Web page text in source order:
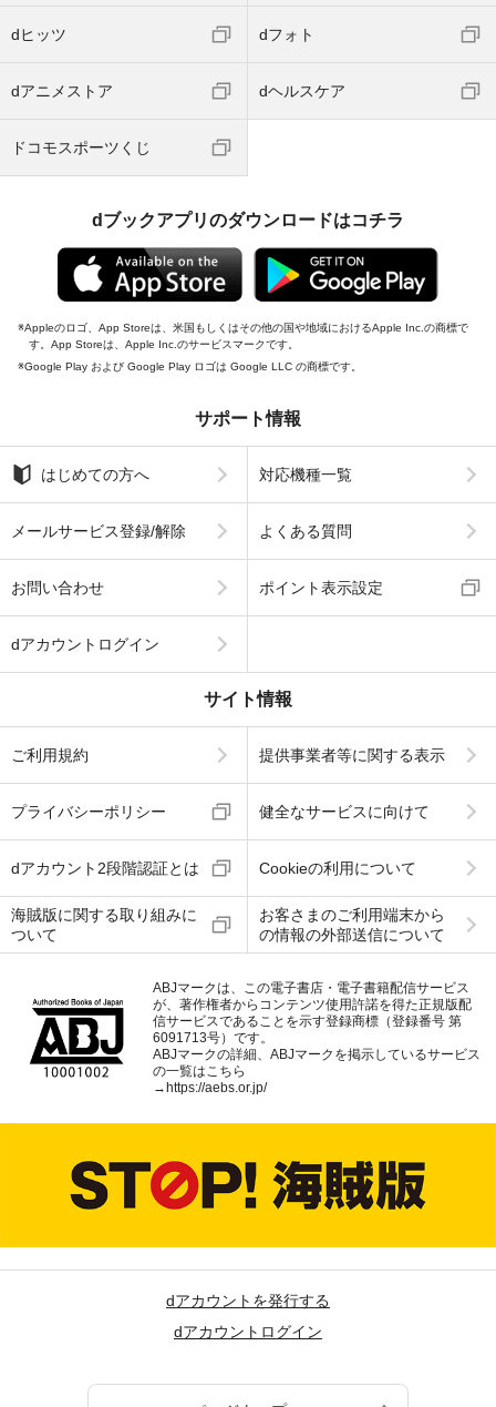
dヒッツ dフォト
dアニメストア dヘルスケア
ドコモスポーツくじ
dブックアプリのダウンロードはコチラ
Appleのロゴ、App Storeは、米国もしくはその他の国や地域におけるApple Inc.の商標で
す。App Storeは、Apple Inc.のサービスマークです。
Google Play および Google Play ロゴは Google LLC の商標です。
サポート情報
はじめての方へ 対応機種一覧
メールサービス登録/解除 よくある質問
お問い合わせ ポイント表示設定
dアカウントログイン
サイト情報
ご利用規約 提供事業者等に関する表示
プライバシーポリシー 健全なサービスに向けて
dアカウント2段階認証とは Cookieの利用について
海賊版に関する取り組みに
ついて
お客さまのご利用端末から
の情報の外部送信について
ABJマークは、この電子書店・電子書籍配信サービス
が、著作権者からコンテンツ使用許諾を得た正規版配
信サービスであることを示す登録商標（登録番号 第
6091713号）です。
ABJマークの詳細、ABJマークを掲示しているサービス
の一覧はこちら
→https://aebs.or.jp/
dアカウントを発行する
dアカウントログイン